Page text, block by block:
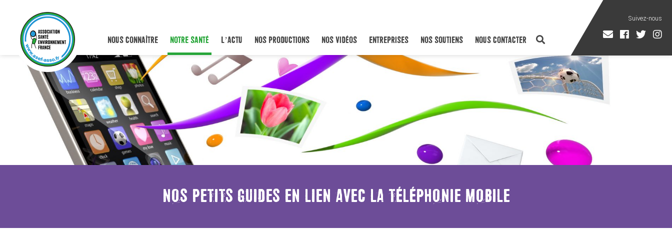
NOUS CONNAÎTRE NOTRE SANTÉ L’ACTU NOS PRODUCTIONS NOS VIDÉOS ENTREPRISES NOS SOUTIENS NOUS CONTACTER
NOS PETITS GUIDES EN LIEN AVEC LA TÉLÉPHONIE MOBILE